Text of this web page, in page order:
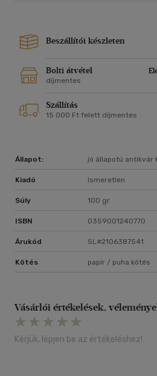
Beszállítói készleten
Bolti átvétel
díjmentes
Szállítás
15 000 Ft felett díjmentes
Állapot: jó állapotú antikvár
Kiadó Ismeretlen
Súly 100 gr
ISBN 0359001240770
Árukód SL#2106387541
Kötés papír / puha kötés
Vásárlói értékelések,
Kérjük, lépjen be az értékeléshez!